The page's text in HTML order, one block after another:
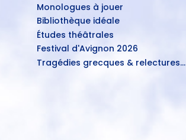
Monologues à jouer
Bibliothèque idéale
Études théâtrales
Festival d'Avignon 2026
Tragédies grecques & relectures...